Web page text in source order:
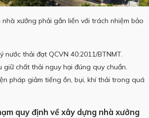
xưởng phải gắn liền với trách nhiệm bảo
nước thải đạt QCVN 40:2011/BTNMT.
giữ chất thải nguy hại đúng quy chuẩn.
pháp giảm tiếng ồn, bụi, khí thải trong quá
quy định về xây dựng nhà xưởng